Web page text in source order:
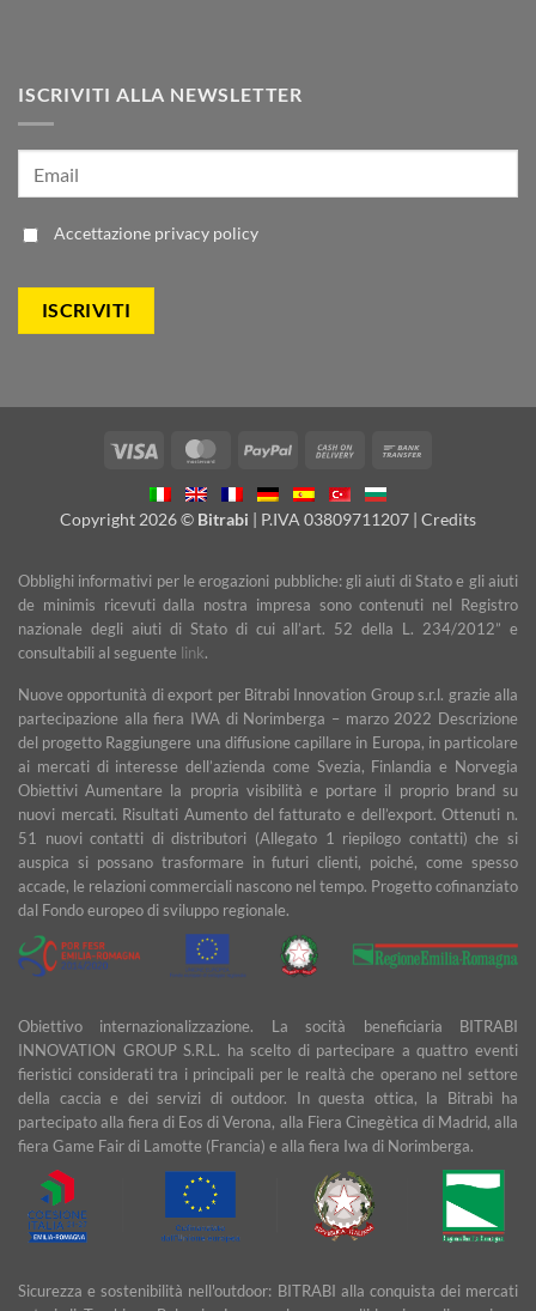
ISCRIVITI ALLA NEWSLETTER
Accettazione privacy policy
Visa MasterCardPayPal
Cash
Delivery
Copyright 2026 © Bitrabi | P.IVA 03809711207 | Credits
Obblighi informativi per le erogazioni pubbliche: gli aiuti di Stato e gli aiuti
de minimis ricevuti dalla nostra impresa sono contenuti nel Registro
nazionale degli aiuti di Stato di cui all’art. 52 della L. 234/2012” e
consultabili al seguente link.
Nuove opportunità di export per Bitrabi Innovation Group s.r.l. grazie alla
partecipazione alla fiera IWA di Norimberga – marzo 2022 Descrizione
del progetto Raggiungere una diffusione capillare in Europa, in particolare
ai mercati di interesse dell’azienda come Svezia, Finlandia e Norvegia
Obiettivi Aumentare la propria visibilità e portare il proprio brand su
nuovi mercati. Risultati Aumento del fatturato e dell’export. Ottenuti n.
51 nuovi contatti di distributori (Allegato 1 riepilogo contatti) che si
auspica si possano trasformare in futuri clienti, poiché, come spesso
accade, le relazioni commerciali nascono nel tempo. Progetto cofinanziato
dal Fondo europeo di sviluppo regionale.
Obiettivo internazionalizzazione. La socità beneficiaria BITRABI
INNOVATION GROUP S.R.L. ha scelto di partecipare a quattro eventi
fieristici considerati tra i principali per le realtà che operano nel settore
della caccia e dei servizi di outdoor. In questa ottica, la Bitrabì ha
partecipato alla fiera di Eos di Verona, alla Fiera Cinegètica di Madrid, alla
fiera Game Fair di Lamotte (Francia) e alla fiera Iwa di Norimberga.
Sicurezza e sostenibilità nell'outdoor: BITRABI alla conquista dei mercati